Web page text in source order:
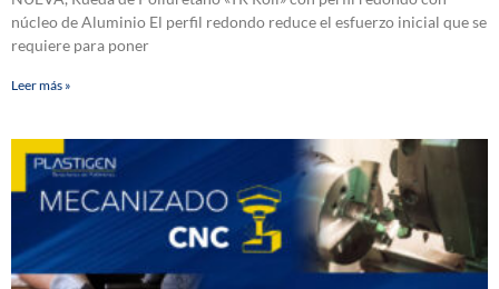
núcleo de Aluminio El perfil redondo reduce el esfuerzo inicial que se
requiere para poner
Leer más »